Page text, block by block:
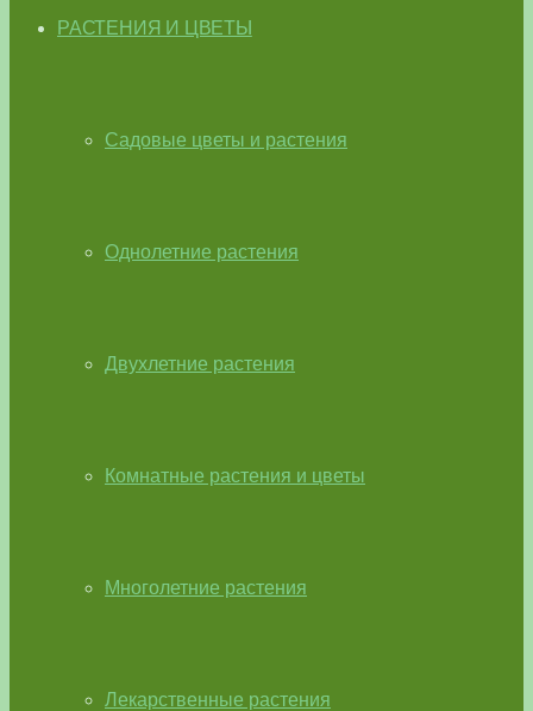
РАСТЕНИЯ И ЦВЕТЫ
Садовые цветы и растения
Однолетние растения
Двухлетние растения
Комнатные растения и цветы
Многолетние растения
Лекарственные растения